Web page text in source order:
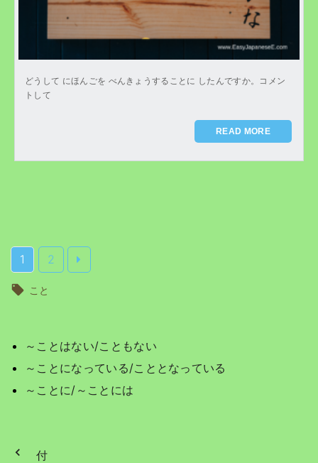
どうして にほんごを べんきょうすることに したんですか。コメン
トして
READ MORE
1 2
こと
～ことはない/こともない
～ことになっている/こととなっている
～ことに/～ことには
付